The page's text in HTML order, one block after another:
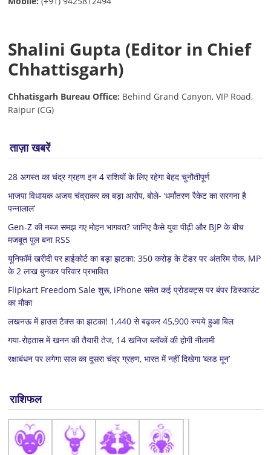
Shalini Gupta (Editor in Chief
Chhattisgarh)
Chhatisgarh Bureau Office: Behind Grand Canyon, VIP Road,
Raipur (CG)
ताज़ा खबरें
28 अगस्त का चंद्र ग्रहण इन 4 राशियों के लिए रहेगा बेहद चुनौतीपूर्ण
भाजपा विधायक अजय चंद्राकर का बड़ा आरोप, बोले- ‘धर्मांतरण रैकेट का सरगना है
पन्नालाल’
Gen-Z की नब्ज समझ गए मोहन भागवत? जानिए कैसे युवा पीढ़ी और BJP के बीच
मजबूत पुल बना RSS
यूनिफॉर्म खरीदी पर हाईकोर्ट का बड़ा झटका: 350 करोड़ के टेंडर पर अंतरिम रोक, MP
के 2 लाख बुनकर परिवार प्रभावित
Flipkart Freedom Sale शुरू, iPhone समेत कई प्रोडक्ट्स पर बंपर डिस्काउंट
का मौका
लखनऊ में हाउस टैक्स का झटका! 1,440 से बढ़कर 45,900 रुपये हुआ बिल
गया-रोहतास में खनन की तैयारी तेज, 14 खनिज ब्लॉकों की होगी नीलामी
रक्षाबंधन पर लगेगा साल का दूसरा चंद्र ग्रहण, भारत में नहीं दिखेगा ‘ब्लड मून’
राशिफल